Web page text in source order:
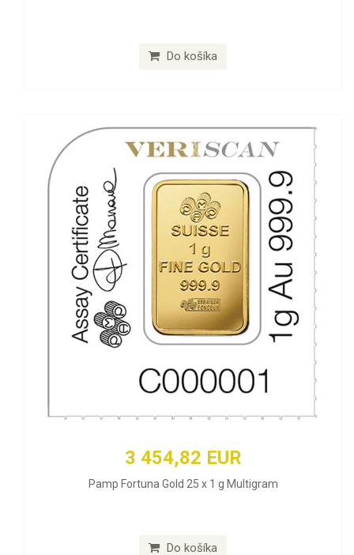
Do košíka
3 454,82 EUR
Pamp Fortuna Gold 25 x 1 g Multigram
Do košíka